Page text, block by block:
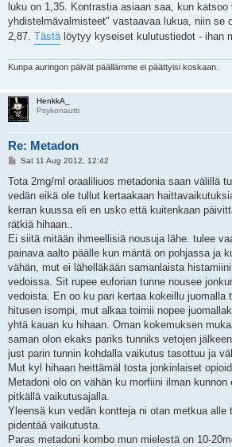
luku on 1,35. Kontrastia asiaan saa, kun katsoo
yhdistelmävalmisteet" vastaavaa lukua, niin se
2,87. Tästälöytyy kyseiset kulutustiedot - ihan
Kunpa auringon päivät päällämme ei päättyisi koskaan.
HenkkA_
Psykonautti
Re: Metadon
P
s
Sat 11 Aug 2012, 12:42
Tota 2mg/ml oraaliliuos metadonia saan välillä
vedän eikä ole tullut kertaakaan
kerran kuussa eli en usko että kuitenkaan
rätkiä hihaan..
Ei siitä mitään ihmeellisiä nousuja lähe. tulee
painava aalto päälle kun mäntä on pohjassa ja
vähän, mut ei lähelläkään samanlaista
vedoissa. Sit rupee euforian tunne nousee
vedoista. En oo ku pari kertaa kokeillu juomalla
hitusen isompi, mut alkaa toimii nopee
yhtä kauan ku hihaan. Oman kokemuksen
saman olon ekaks pariks tunniks vetojen
just parin tunnin kohdalla vaikutus tasottuu ja
Mut kyl hihaan heittämäl tosta jonkinlaiset
Metadoni olo on vähän ku morfiini ilman
pitkällä vaikutusajalla.
Yleensä kun vedän kontteja ni otan metkua alle
pidentää vaikutusta.
Paras metadoni kombo mun mielestä on 10-